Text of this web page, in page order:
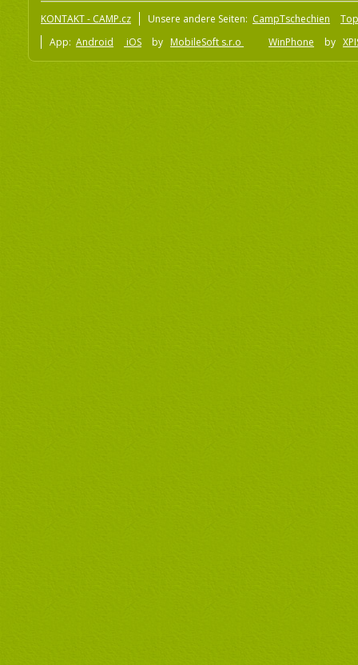
KONTAKT - CAMP.cz Unsere andere Seiten: CampTschechien
App: Android iOS by MobileSoft s.r.o WinPhone by